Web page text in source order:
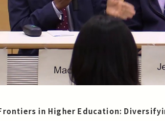
Video
in Higher Education: